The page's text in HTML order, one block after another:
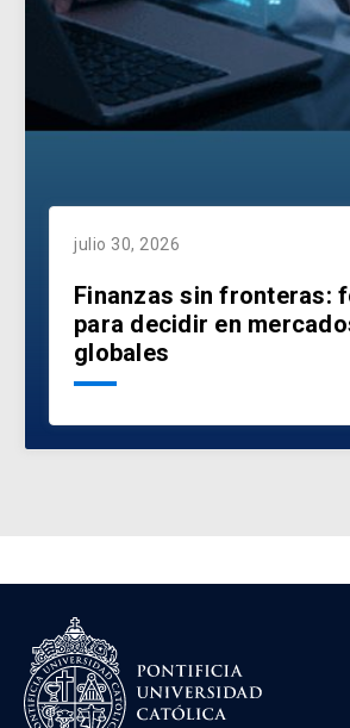
julio 30, 2026
Finanzas sin fronteras:
para decidir en
globales